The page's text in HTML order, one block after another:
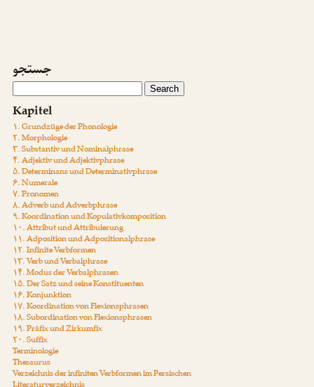
جستجو
Kapitel
۱. Grundzüge der Phonologie
۲. Morphologie
۳. Substantiv und Nominalphrase
۴. Adjektiv und Adjektivphrase
۵. Determinans und Determinativphrase
۶. Numerale
۷. Pronomen
۸. Adverb und Adverbphrase
۹. Koordination und Kopulativkomposition
۱۰. Attribut und Attribuierung
۱۱. Adposition und Adpositionalphrase
۱۲. Infinite Verbformen
۱۳. Verb und Verbalphrase
۱۴. Modus der Verbalphrasen
۱۵. Der Satz und seine Konstituenten
۱۶. Konjunktion
۱۷. Koordination von Flexionsphrasen
۱۸. Subordination von Flexionsphrasen
۱۹. Präfix und Zirkumfix
۲۰. Suffix
Terminologie
Thesaurus
Verzeichnis der infiniten Verbformen im Persischen